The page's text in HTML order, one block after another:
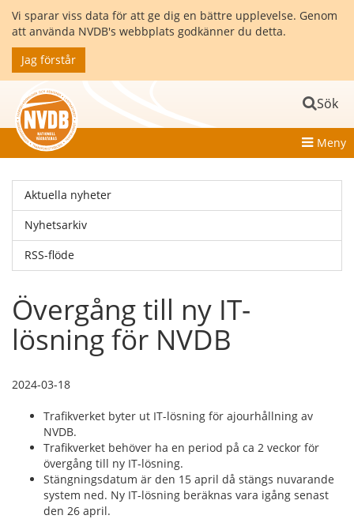
Vi sparar viss data för att ge dig en bättre upplevelse. Genom
att använda NVDB's webbplats godkänner du detta.
Jag förstår
Sök
Meny
Aktuella nyheter
Nyhetsarkiv
RSS-flöde
Övergång till ny IT-
lösning för NVDB
2024-03-18
Trafikverket byter ut IT-lösning för ajourhållning av
NVDB.
Trafikverket behöver ha en period på ca 2 veckor för
övergång till ny IT-lösning.
Stängningsdatum är den 15 april då stängs nuvarande
system ned. Ny IT-lösning beräknas vara igång senast
den 26 april.